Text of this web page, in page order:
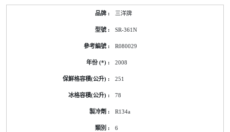
三洋牌
SR-361N
R080029
2008
251
78
R134a
6